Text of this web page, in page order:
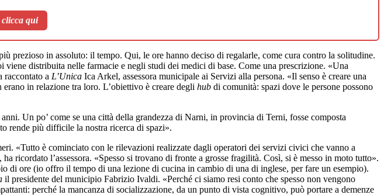
clicca qui
prezioso in assoluto: il tempo. Qui, le ore hanno deciso di regalarle, come cura contro la solitudine.
distribuita nelle farmacie e negli studi dei medici di base. Come una prescrizione. «Una
raccontato a L’Unica Ica Arkel, assessora municipale ai Servizi alla persona. «Il senso è creare una
in relazione tra loro. L’obiettivo è creare degli hub di comunità: spazi dove le persone possono
Un po’ come se una città della grandezza di Narni, in provincia di Terni, fosse composta
rende più difficile la nostra ricerca di spazi».
«Tutto è cominciato con le rilevazioni realizzate dagli operatori dei servizi civici che vanno a
ricordato l’assessora. «Spesso si trovano di fronte a grosse fragilità. Così, si è messo in moto tutto».
di ore (io offro il tempo di una lezione di cucina in cambio di una di inglese, per fare un esempio).
il presidente del municipio Fabrizio Ivaldi. «Perché ci siamo resi conto che spesso non vengono
perché la mancanza di socializzazione, da un punto di vista cognitivo, può portare a demenze